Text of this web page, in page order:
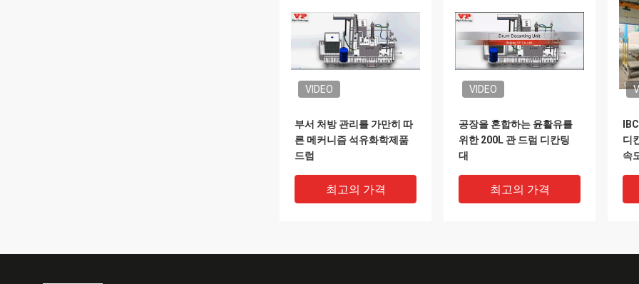
VIDEO
부서 처방 관리를 가만히 따
른 메커니즘 석유화학제품
드럼
최고의 가격
VIDEO
공장을 혼합하는 윤활유를
위한 200L 관 드럼 디칸팅
대
최고의 가격
디
속